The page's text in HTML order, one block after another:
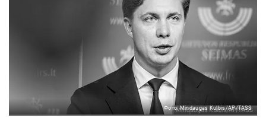
Фото: Mindaugas Kulbis/AP/TASS